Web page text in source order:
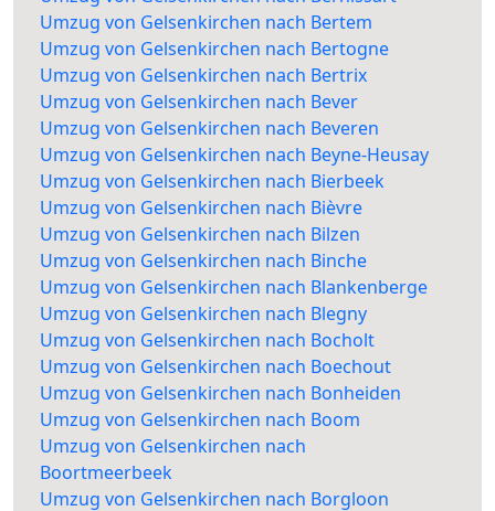
Umzug von Gelsenkirchen nach Bertem
Umzug von Gelsenkirchen nach Bertogne
Umzug von Gelsenkirchen nach Bertrix
Umzug von Gelsenkirchen nach Bever
Umzug von Gelsenkirchen nach Beveren
Umzug von Gelsenkirchen nach Beyne-Heusay
Umzug von Gelsenkirchen nach Bierbeek
Umzug von Gelsenkirchen nach Bièvre
Umzug von Gelsenkirchen nach Bilzen
Umzug von Gelsenkirchen nach Binche
Umzug von Gelsenkirchen nach Blankenberge
Umzug von Gelsenkirchen nach Blegny
Umzug von Gelsenkirchen nach Bocholt
Umzug von Gelsenkirchen nach Boechout
Umzug von Gelsenkirchen nach Bonheiden
Umzug von Gelsenkirchen nach Boom
Umzug von Gelsenkirchen nach
Boortmeerbeek
Umzug von Gelsenkirchen nach Borgloon